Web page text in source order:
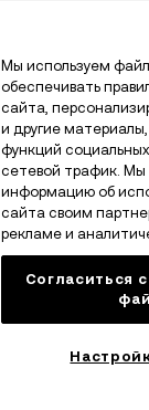
Мы используем
обеспечивать
сайта,
и другие
функций
сетевой трафик.
информацию об
сайта своим
рекламе и
Согласиться